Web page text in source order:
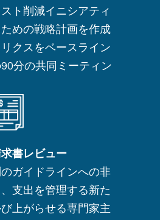
ト削減イニシアティ
めの戦略計画を作成
クスをベースライン
分の共同ミーティン
書レビュー
ガイドラインへの非
支出を管理する新た
上がらせる専門家主